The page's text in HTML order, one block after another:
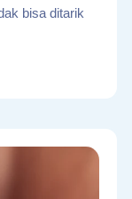
bisa ditarik